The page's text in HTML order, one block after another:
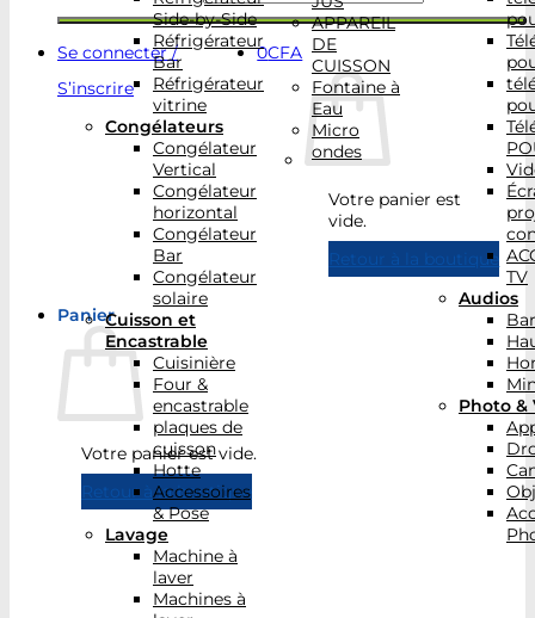
Se connecter /
S’inscrire
0CFA
Votre panier est
vide.
Retour à la boutique
Panier
Votre panier est vide.
Retour à la boutique
Side-by-Side
Réfrigérateur
Bar
Réfrigérateur
vitrine
Congélateurs
Congélateur
Vertical
Congélateur
horizontal
Congélateur
Bar
Congélateur
solaire
Cuisson et
Encastrable
Cuisinière
Four &
encastrable
plaques de
cuisson
Hotte
Accessoires
& Pose
Lavage
Machine à
laver
Machines à
APPAREIL
DE
CUISSON
Fontaine à
Eau
Micro
ondes
TV
Audios
Photo &